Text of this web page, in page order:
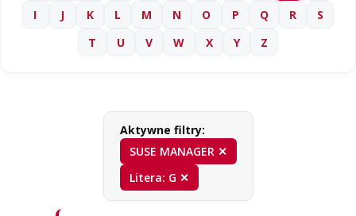
I
J K L M N O P Q R
S
T
U V W X Y Z
Aktywne filtry:
SUSE MANAGER ✕
Litera: G ✕